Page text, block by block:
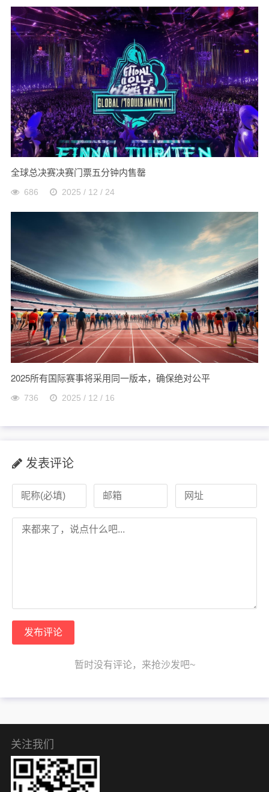
全球总决赛决赛门票五分钟内售罄
686 2025 / 12 / 24
2025所有国际赛事将采用同一版本，确保绝对公平
736 2025 / 12 / 16
发表评论
发布评论
暂时没有评论，来抢沙发吧~
关注我们